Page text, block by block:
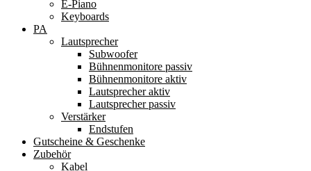
E-Piano
Keyboards
PA
Lautsprecher
Subwoofer
Bühnenmonitore passiv
Bühnenmonitore aktiv
Lautsprecher aktiv
Lautsprecher passiv
Verstärker
Endstufen
Gutscheine & Geschenke
Zubehör
Kabel